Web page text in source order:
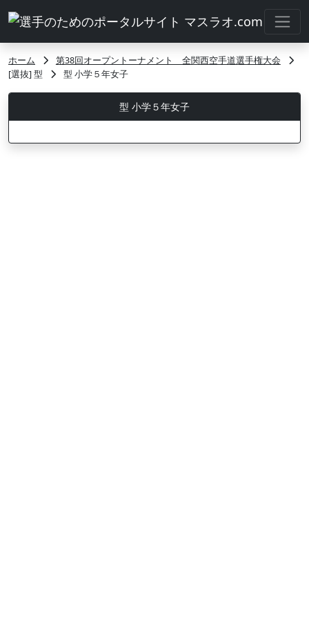
ホーム
第38回オープントーナメント 全関西空手道選手権大会
[選抜] 型
型 小学５年女子
型 小学５年女子